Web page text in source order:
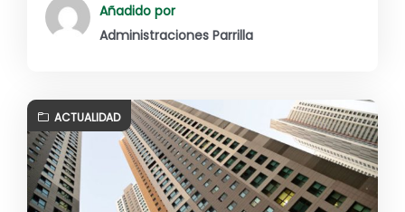
Añadido por
Administraciones Parrilla
ACTUALIDAD